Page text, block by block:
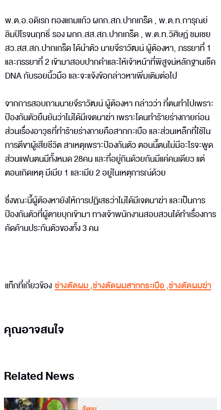
พ.ต.อ.อดิเรก ทองแกมแก้ว ผกก.สภ.ปากเกร็ด , พ.ต.ท.การุณย์
ลิมปิโรจนฤทธิ์ รอง ผกก.สส.สภ.ปากเกร็ด , พ.ต.ท.วิศิษฏ์ ชมเชย
สว.สส.สภ.ปากเกร็ด ได้นำตัว นายจีราวัฒน์ ผู้ต้องหา, ภรรยาที่ 1
และภรรยาที่ 2 เข้ามาสอบปากคำและให้เจ้าหน้าที่พิสูจน์หลักฐานเช็ค
DNA กับรอยนิ้วมือ และจะแจ้งข้อกล่าวหาเพิ่มเติมต่อไป
จากการสอบถามนายจีราวัฒน์ ผู้ต้องหา กล่าวว่า ที่ตนทำไปเพราะ
ป้องกันตัวยืนยันว่าไม่ได้มีเจตนาฆ่า เพราะโดนทำร้ายร่างกายก่อน
ส่วนเรื่องอาวุธที่ทำร้ายร่างกายคือสากกะเบือ และส่วนเหล็กที่ใช้ใน
การตีขาผู้เสียชีวิต สาเหตุเพราะป้องกันตัว ตอนนี้ตนไม่มีอะไรจะพูด
ส่วนแฟนตนมีทั้งหมด 28คน และที่อยู่กินด้วยกันมีแค่คนเดียว แต่
ตอนเกิดเหตุ มีเมีย 1 และเมีย 2 อยู่ในเหตุการณ์ด้วย
ซึ่งขณะนี้ผู้ต้องหายังให้การปฏิเสธว่าไม่ได้มีเจตนาฆ่า และเป็นการ
ป้องกันตัวที่ผู้ตายบุกเข้ามา ทางเจ้าพนักงานสอบสวนได้ทำเรื่องการ
คัดค้านประกันตัวของทั้ง 3 คน
แท็กที่เกี่ยวข้อง ช่างตัดผม,ช่างตัดผมสากกระเบือ,ช่างตัดผมฆ่า
คุณอาจสนใจ
Related News